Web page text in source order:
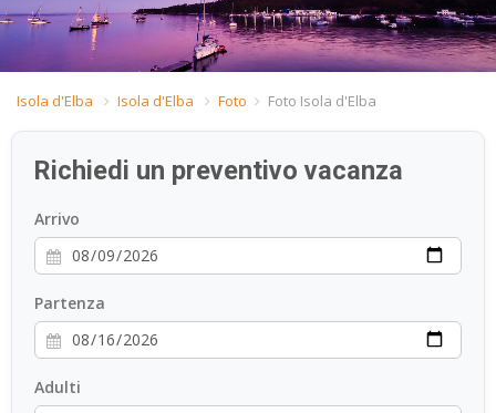
FRA
DAN
ESP
Isola d'Elba Isola d'Elba Foto Foto Isola d'Elba
Richiedi un preventivo vacanza
Arrivo
Partenza
Adulti